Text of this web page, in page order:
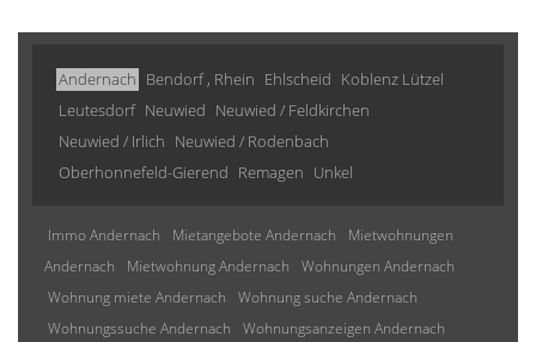
Andernach Bendorf , Rhein Ehlscheid Koblenz Lützel
Leutesdorf Neuwied Neuwied / Feldkirchen
Neuwied / Irlich Neuwied / Rodenbach
Oberhonnefeld-Gierend Remagen Unkel
Immo Andernach Mietangebote Andernach
Mietwohnungen
Andernach
Mietwohnung Andernach
Wohnungen Andernach
Wohnung miete Andernach
Wohnung suche Andernach
Wohnungssuche Andernach
Wohnungsanzeigen Andernach